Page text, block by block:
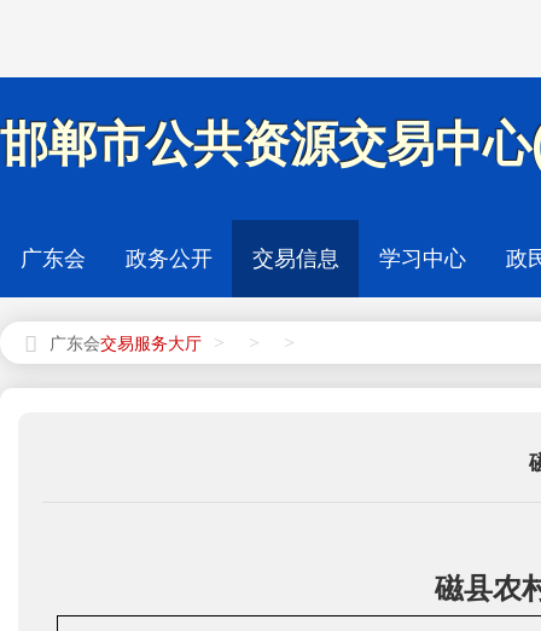
邯郸市公共资源交易中
广东会 政务公开 交易信息 学习中心 政
广东会 > > >
磁县农